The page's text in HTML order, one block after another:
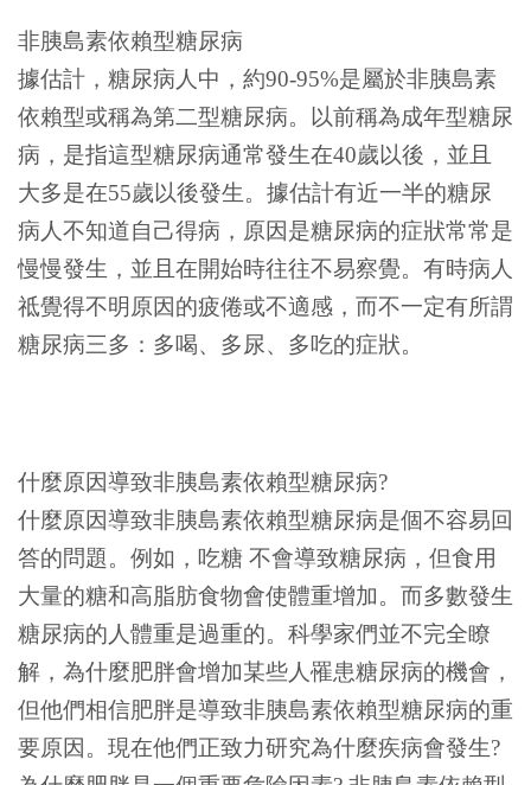
非胰島素依賴型糖尿病
據估計，糖尿病人中，約90-95%是屬於非胰島素
依賴型或稱為第二型糖尿病。以前稱為成年型糖尿
病，是指這型糖尿病通常發生在40歲以後，並且
大多是在55歲以後發生。據估計有近一半的糖尿
病人不知道自己得病，原因是糖尿病的症狀常常是
慢慢發生，並且在開始時往往不易察覺。有時病人
祗覺得不明原因的疲倦或不適感，而不一定有所謂
糖尿病三多：多喝、多尿、多吃的症狀。
什麼原因導致非胰島素依賴型糖尿病?
什麼原因導致非胰島素依賴型糖尿病是個不容易回
答的問題。例如，吃糖 不會導致糖尿病，但食用
大量的糖和高脂肪食物會使體重增加。而多數發生
糖尿病的人體重是過重的。科學家們並不完全瞭
解，為什麼肥胖會增加某些人罹患糖尿病的機會，
但他們相信肥胖是導致非胰島素依賴型糖尿病的重
要原因。現在他們正致力研究為什麼疾病會發生?